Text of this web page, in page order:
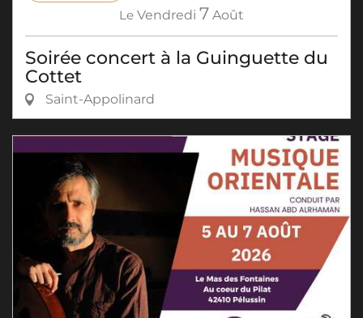
Le Vendredi 7 Août
Soirée concert à la Guinguette du
Cottet
Saint-Appolinard